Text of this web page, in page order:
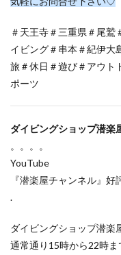
＃天王寺＃三重県＃尾
イビング＃串本＃紀伊大
旅＃休日＃遊び＃アウト
ポーツ
ダイビングショップ潜楽
。。。。
YouTube
『潜楽屋チャンネル』好
.
ダイビングショップ潜楽
通常通り15時から22時ま